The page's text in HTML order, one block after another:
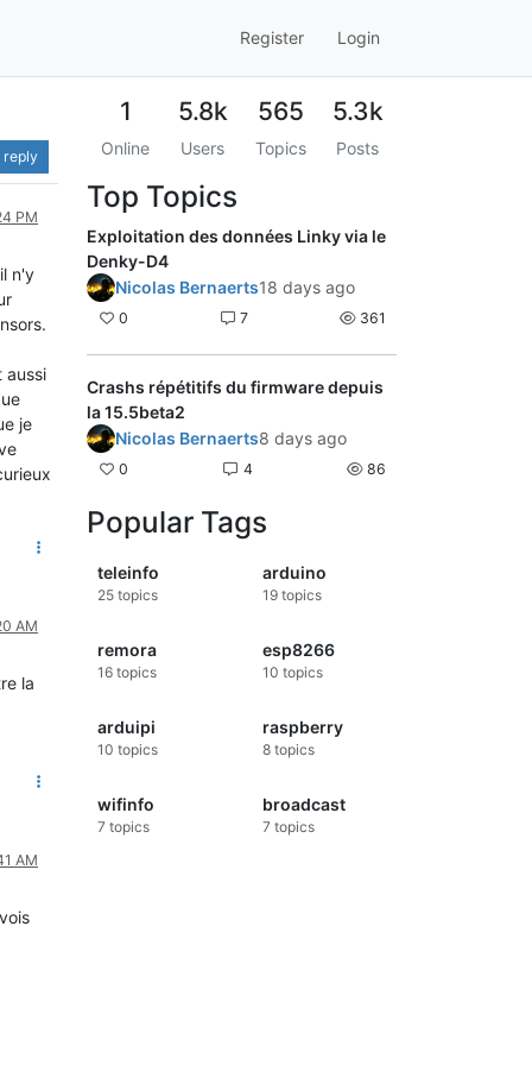
Register Login
reply
PM
n'y
aussi
je
AM
la
AM
1
Online
5.8k
Users
565
Topics
5.3k
Posts
Top Topics
Exploitation des données Linky via le
Denky-D4
Nicolas Bernaerts18 days ago
0 7 361
Crashs répétitifs du firmware depuis
la 15.5beta2
Nicolas Bernaerts8 days ago
0 4 86
Popular Tags
teleinfo
25 topics
arduino
19topics
remora
16 topics
esp8266
10 topics
arduipi
10 topics
raspberry
8topics
wifinfo
7 topics
broadcast
7 topics